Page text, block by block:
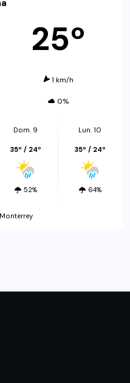
25º
1 km/h
0%
Dom. 9
35º / 24º
52%
Lun. 10
35º / 24º
64%